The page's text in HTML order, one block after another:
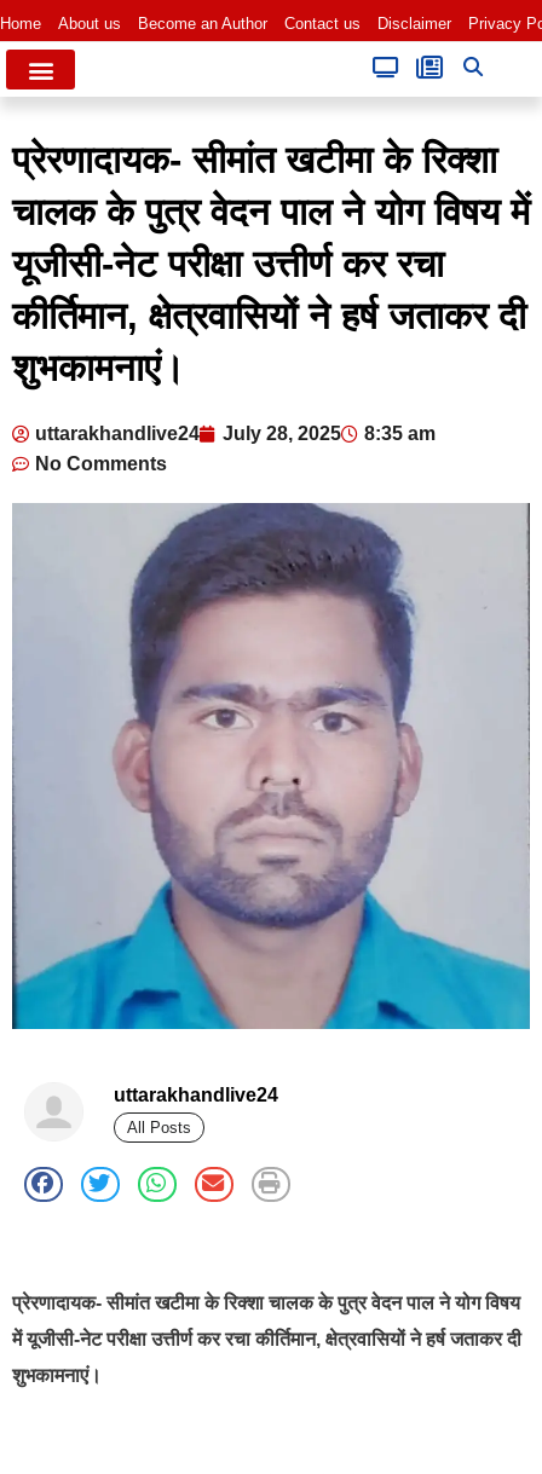
Home About us Become an Author Contact us Disclaimer Privacy
प्रेरणादायक- सीमांत खटीमा के रिक्शा
चालक के पुत्र वेदन पाल ने योग विषय में
यूजीसी-नेट परीक्षा उत्तीर्ण कर रचा
कीर्तिमान, क्षेत्रवासियों ने हर्ष जताकर दी
शुभकामनाएं।
uttarakhandlive24 July 28, 2025
8:35 am
No Comments
uttarakhandlive24
All Posts
प्रेरणादायक- सीमांत खटीमा के रिक्शा चालक के पुत्र वेदन पाल ने योग विषय
में यूजीसी-नेट परीक्षा उत्तीर्ण कर रचा कीर्तिमान, क्षेत्रवासियों ने हर्ष जताकर दी
शुभकामनाएं।